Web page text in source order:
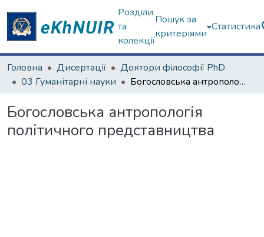
Розділи
та
колекції
Пошук за
критеріями
Статистика
Головна Дисертації
Доктори філософії PhD
03 Гуманітарні науки
Богословська антропологія політичного представництва
Богословська антропологія
політичного представництва